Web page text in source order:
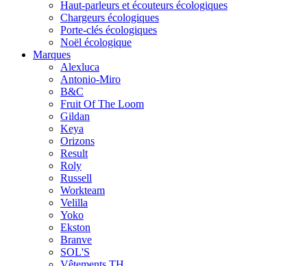
Haut-parleurs et écouteurs écologiques
Chargeurs écologiques
Porte-clés écologiques
Noël écologique
Marques
Alexluca
Antonio-Miro
B&C
Fruit Of The Loom
Gildan
Keya
Orizons
Result
Roly
Russell
Workteam
Velilla
Yoko
Ekston
Branve
SOL'S